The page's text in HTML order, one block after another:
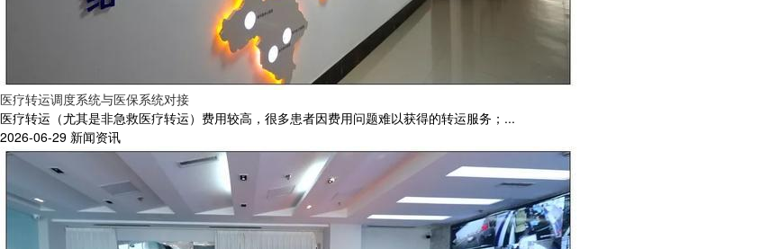
医疗转运调度系统与医保系统对接
医疗转运（尤其是非急救医疗转运）费用较高，很多患者因费用问题难以获得的转运服务；...
2026-06-29 新闻资讯